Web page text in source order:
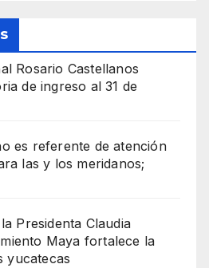
Rosario Castellanos
de ingreso al 31 de
es referente de atención
las y los meridanos;
Presidenta Claudia
Maya fortalece la
yucatecas